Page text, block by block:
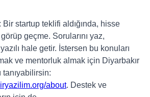
Bir startup teklifi aldığında, hisse
geçme. Sorularını yaz,
hale getir. İstersen bu konuları
ve mentorluk almak için Diyarbakır
tanıyabilirsin:
about. Destek ve